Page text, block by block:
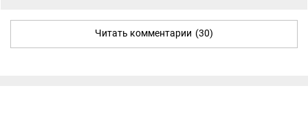
Читать комментарии (30)